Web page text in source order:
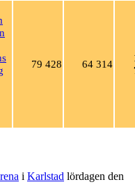
79 428 64 314
i Karlstad lördagen den